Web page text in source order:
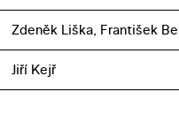
Zdeněk Liška, František
Jiří Kejř